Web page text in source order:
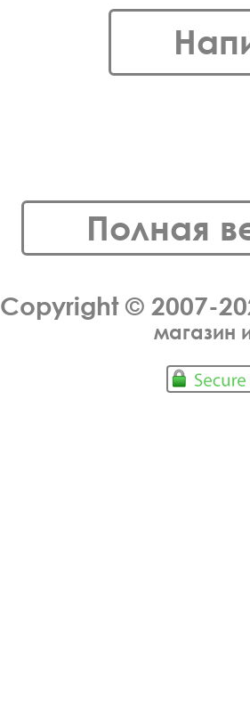
Полная
Copyright © 2007-
магазин